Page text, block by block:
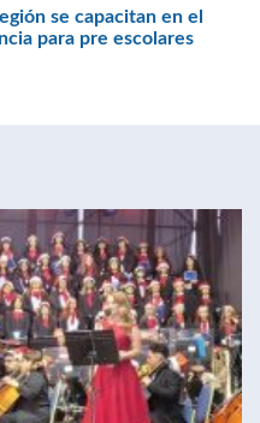
se capacitan en el
para pre escolares